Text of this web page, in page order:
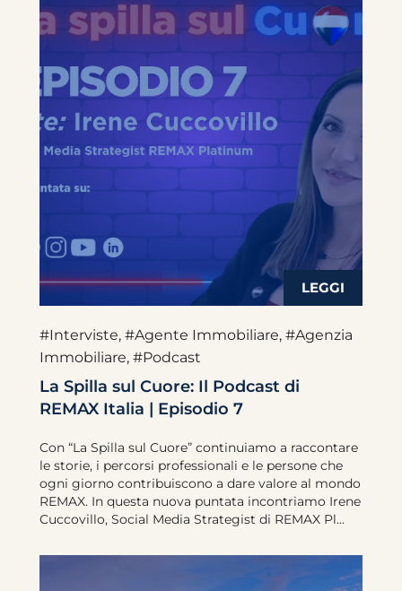
#Interviste, #Agente Immobiliare, #Agenzia
Immobiliare, #Podcast
La Spilla sul Cuore: Il Podcast di
REMAX Italia | Episodio 7
Con “La Spilla sul Cuore” continuiamo a raccontare
le storie, i percorsi professionali e le persone che
ogni giorno contribuiscono a dare valore al mondo
REMAX. In questa nuova puntata incontriamo Irene
Cuccovillo, Social Media Strategist di REMAX Pl...